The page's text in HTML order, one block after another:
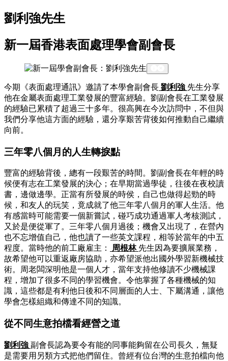
劉利強先生
新一屆香港表面處理學會副會長
今期《表面處理通訊》邀請了本學會副會長 劉利強 先生分享
他在金屬表面處理工業發展的豐富經驗。劉副會長在工業發展
的經驗已累積了超過三十多年。很高興在今次訪問中，不但與
我們分享他這方面的經驗，還分享艱苦背後如何推動自己繼續
向前。
三年零八個月的人生轉捩點
豐富的經驗背後，總有一段艱苦的時間。劉副會長在年輕的時
候便有志在工業發展的決心；在早期當過學徒，往後在夜校讀
書，邊做邊學。正當有所發展的時侯，自己也做得起勁的時
候，和友人的玩笑，竟成就了他三年零八個月的軍人生活。他
有感當時可能需要一個新嘗試，碰巧成功通過軍人考核測試，
又於是便從軍了。三年零八個月過後；機會又出現了，在營內
也不忘增值自己，他也讀了一些英文課程，相等於當年的中五
程度。當時他的前工廠雇主：
周根林 先生因為要擴展業務，
故希望他可以重返廠房協助，亦希望派他出國外學習新機械技
術。周老闆深明他是一個人才，當年支持他修讀不少機械課
程，增加了很多不同的學習機會。令他掌握了各種機械的知
識，這些都是有利他日後和不同層面的人士、下屬溝通，讓他
學會怎樣組織和傳達不同的知識。
從不同生意拍檔看經營之道
劉利強 副會長認為要令有能的同事能夠留在公司長久，無疑
是需要用另類方式把他們留住。曾經有位台灣的生意拍檔向他